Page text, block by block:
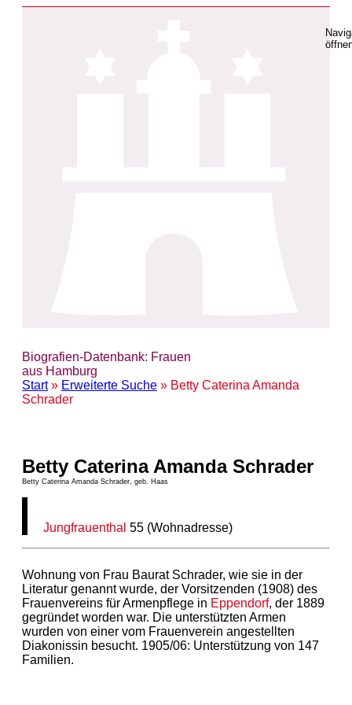
Biografien-Datenbank: Frauen
aus Hamburg
Start» Erweiterte Suche » Betty Caterina Amanda
Schrader
Betty Caterina Amanda Schrader
Betty Caterina Amanda Schrader, geb. Haas
Jungfrauenthal 55 (Wohnadresse)
Wohnung von Frau Baurat Schrader, wie sie in der
Literatur genannt wurde, der Vorsitzenden (1908) des
Frauenvereins für Armenpflege in Eppendorf, der 1889
gegründet worden war. Die unterstützten Armen
wurden von einer vom Frauenverein angestellten
Diakonissin besucht. 1905/06: Unterstützung von 147
Familien.